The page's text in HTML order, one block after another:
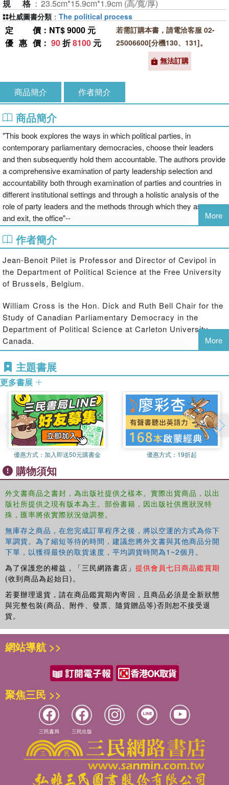
規格 ： 23.5cm*15.9cm*1.9cm (高/寬/厚)
定價 ：NT$ 9000 元
優惠價 ： 90折8100 元
若需訂購本書，請電洽客服 02-
25006600[分機130、131]。
無法訂購
杜威圖書分類 ： The political process
商品簡介 作者簡介
商品簡介
"This book explores the ways in which political parties, in
contemporary parliamentary democracies, choose their leaders
and then subsequently hold them accountable. The authors provide
a comprehensive examination of party leadership selection and
accountability both through examination of parties and countries in
different institutional settings and through a holistic analysis of the
role of party leaders and the methods through which they assume,
and exit, the office"--
More
作者簡介
Jean-Benoit Pilet is Professor and Director of Cevipol in
the Department of Political Science at the Free University
of Brussels, Belgium.
William Cross is the Hon. Dick and Ruth Bell Chair for the
Study of Canadian Parliamentary Democracy in the
Department of Political Science at Carleton University,
Canada.
More
主題書展
更多書展
優惠方式： 加入即送50元購書金 優惠方式： 19折起
購物須知
外文書商品之書封，為出版社提供之樣本。實際出貨商品，以出
版社所提供之現有版本為主。部份書籍，因出版社供應狀況特
殊，匯率將依實際狀況做調整。
無庫存之商品，在您完成訂單程序之後，將以空運的方式為你下
單調貨。為了縮短等待的時間，建議您將外文書與其他商品分開
下單，以獲得最快的取貨速度，平均調貨時間為1~2個月。
為了保護您的權益，「三民網路書店」 提供會員七日商品鑑賞期
(收到商品為起始日)。
若要辦理退貨，請在商品鑑賞期內寄回，且商品必須是全新狀態
與完整包裝(商品、附件、發票、隨貨贈品等)否則恕不接受退
貨。
網站導航 >>
聚焦三民 >>
三民書局 三民出版